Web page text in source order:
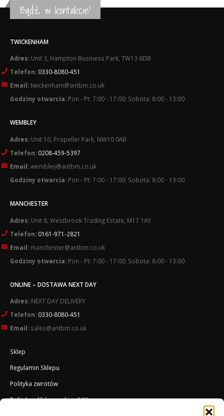
Bądź w kontakcie!
TWICKENHAM
Adres: Unit 3, Hampton Business Park, TW13 6DB
Telefon: 0330-8080-451
Email:twickenham@antbm.co.uk
Godziny otwarcia: Pon - Pt: 7:00 - 17:00; Sobota: 8:00 - 13:00
WEMBLEY
Adres: Unit 10, Propeller Park, NW10 0AB
Telefon: 0208-459-5397
Email:wembley@antbm.co.uk
Godziny otwarcia: Pon - Pt: 7:00 - 17:00; Sobota: 8:00 - 13:00
MANCHESTER
Adres: Unit 8, Westbrook Trading Estate, M17 1AY
Telefon: 0161-971-2821
Email: manchester@antbm.co.uk
Godziny otwarcia: Pon - Pt: 7:00 - 17:00; Sobota: 8:00 - 13:00
ONLINE – DOSTAWA NEXT DAY
Adres: NEXT DAY DELIVERY
Telefon: 0330-8080-451
Email: sales@antbm.co.uk
Sklep
Regulamin Sklepu
Polityka zwrotów
Polityka plików cookies (UK)